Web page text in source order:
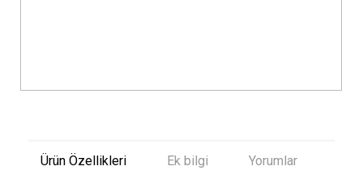
Ürün Özellikleri Ek bilgi Yorumlar